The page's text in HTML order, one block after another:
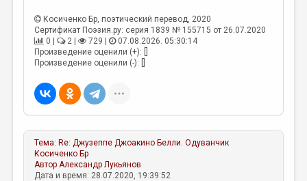
Косиченко Бр, поэтический перевод, 2020
Сертификат Поэзия.ру: серия 1839 № 155715 от 26.07.2020
0 |
2 | 729 |
07.08.2026. 05:30:14
Произведение оценили (+): []
Произведение оценили (-): []
Тема: Re: Джузеппе Джоакино Белли. Одуванчик
Косиченко Бр
АвторАлександр Лукьянов
Дата и время: 28.07.2020, 19:39:52